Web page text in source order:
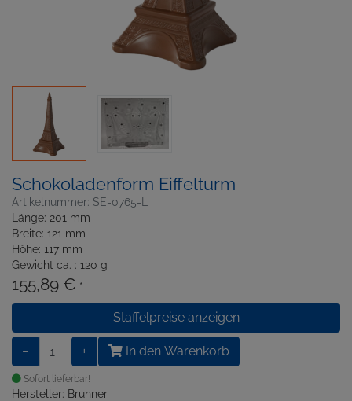
Schokoladenform Eiffelturm
Artikelnummer: SE-0765-L
Länge: 201 mm
Breite: 121 mm
Höhe: 117 mm
Gewicht ca. : 120 g
155,89 € *
Staffelpreise anzeigen
− + In den Warenkorb
Sofort lieferbar!
Hersteller: Brunner